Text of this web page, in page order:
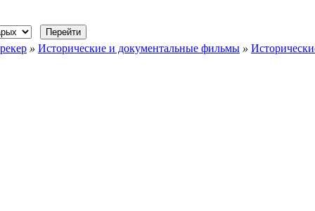
» Исторические и документальные фильмы »